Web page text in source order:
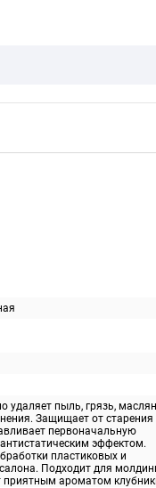
удаляет пыль, грязь,
Защищает от старения
первоначальную
антистатическим эффектом.
пластиковых и
Подходит для
приятным ароматом